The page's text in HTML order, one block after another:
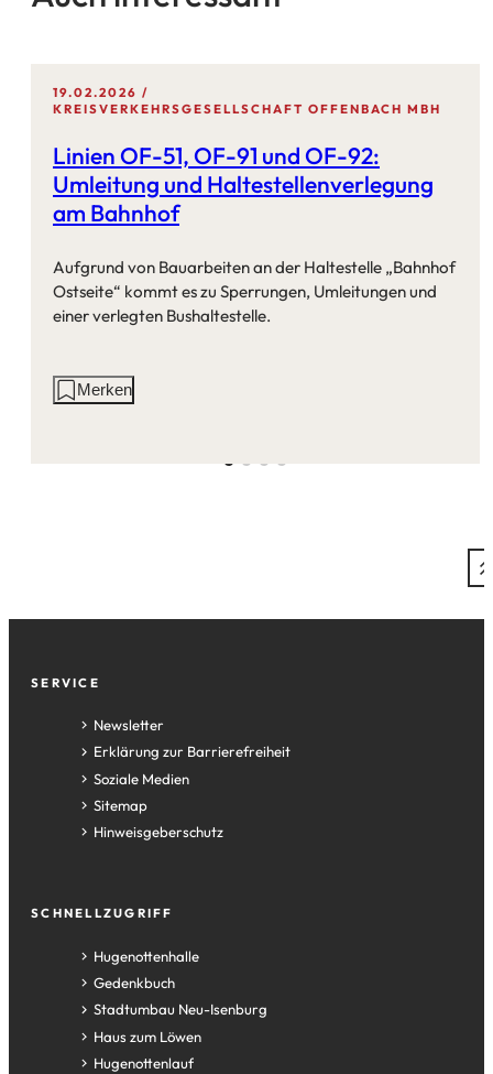
19.02.2026
KREISVERKEHRSGESELLSCHAFT OFFENBACH MBH
Linien OF-51, OF-91 und OF-92:
Umleitung und Haltestellenverlegung
am Bahnhof
Aufgrund von Bauarbeiten an der Haltestelle „Bahnhof
Ostseite“ kommt es zu Sperrungen, Umleitungen und
einer verlegten Bushaltestelle.
AktionenMerken
Fußzeile
SERVICE
Newsletter
Erklärung zur Barrierefreiheit
Soziale Medien
Sitemap
Hinweisgeberschutz
SCHNELLZUGRIFF
Hugenottenhalle
(Öffnet
in
einem
neuen
Tab)
Gedenkbuch
(Öffnet
in
einem
neuen
Stadtumbau Neu-Isenburg
(Öffnet
in
einem
Haus zum Löwen
(Öffnet
in Hugenottenlauf
(Öffnet